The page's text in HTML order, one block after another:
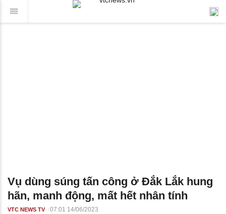
Vụ dùng súng tấn công ở Đắk Lắk hung
hãn, manh động, mất hết nhân tính
VTC NEWS TV 07:01 14/06/2023